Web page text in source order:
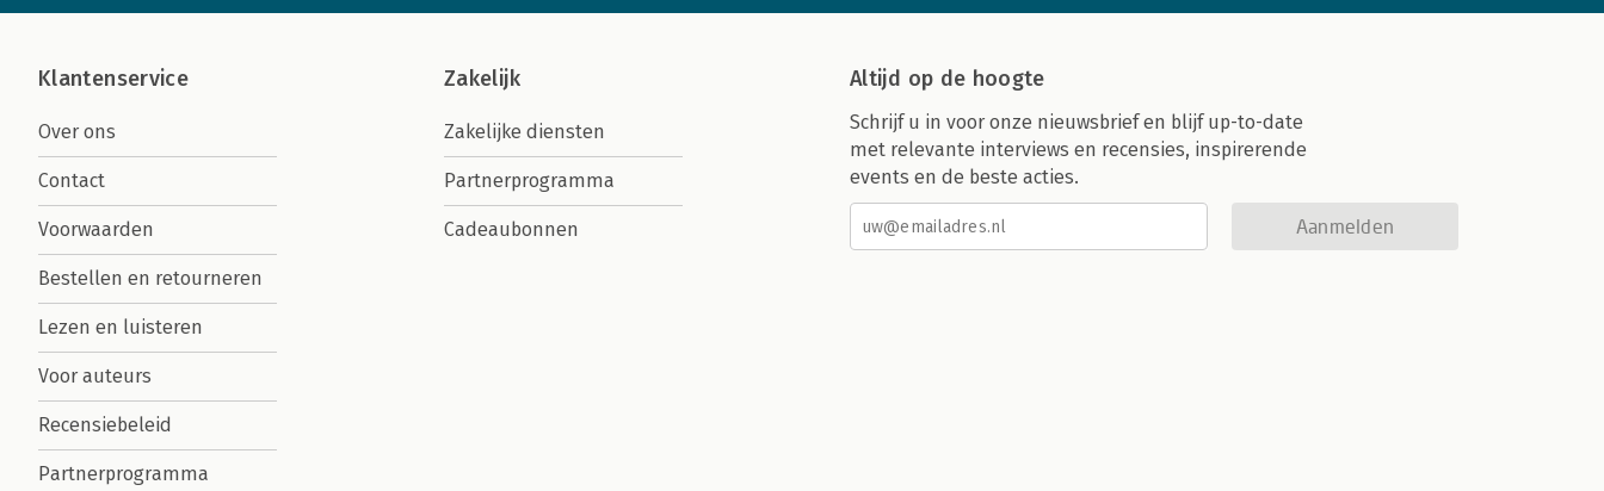
Klantenservice
Over ons
Contact
Voorwaarden
Bestellen en retourneren
Lezen en luisteren
Voor auteurs
Recensiebeleid
Partnerprogramma
Zakelijk
Zakelijke diensten
Partnerprogramma
Cadeaubonnen
Altijd op de hoogte
Schrijf u in voor onze nieuwsbrief en blijf up-to-date
met relevante interviews en recensies, inspirerende
events en de beste acties.
Aanmelden